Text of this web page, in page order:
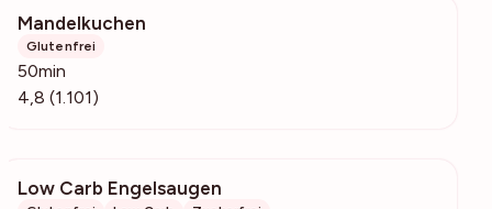
Mandelkuchen
Glutenfrei
50min
4,8 (1.101)
Low Carb Engelsaugen